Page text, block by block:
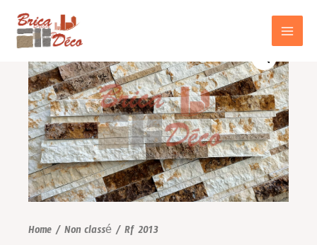
contenu
MAIN
MENU
Home/Non classé / Rf 2013